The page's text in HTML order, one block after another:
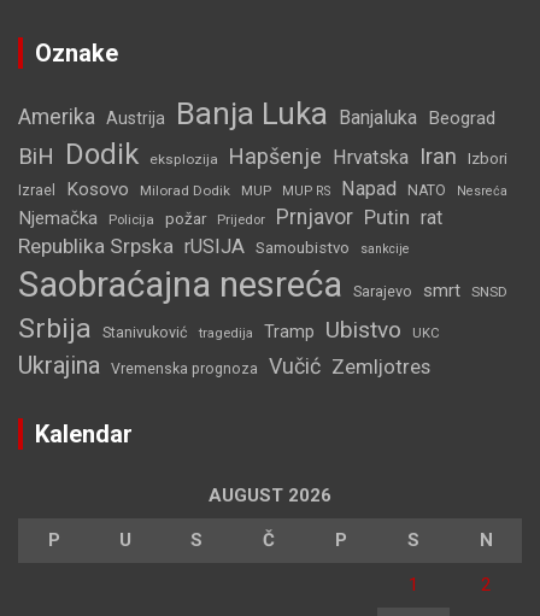
Oznake
Amerika Austrija Banja Luka Banjaluka Beograd
BiH Dodik eksplozija Hapšenje Hrvatska Iran Izbori
Izrael Kosovo Milorad Dodik MUP MUP RS Napad NATO Nesreća
Njemačka Policija požar Prijedor Prnjavor Putin rat
Republika Srpska rUSIJA Samoubistvo sankcije
Saobraćajna nesreća Sarajevo smrt SNSD
Srbija Stanivuković tragedija Tramp Ubistvo UKC
Ukrajina Vremenska prognoza Vučić Zemljotres
Kalendar
AUGUST 2026
P U S Č P S N
1 2